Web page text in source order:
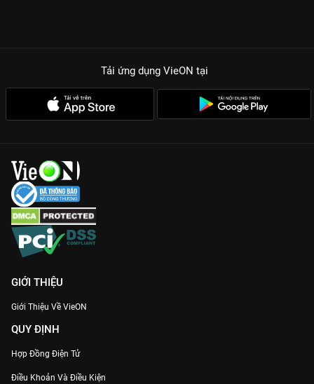
Tải ứng dụng VieON tại
GIỚI THIỆU
Giới Thiệu Về VieON
QUY ĐỊNH
Hợp Đồng Điện Tử
Điều Khoản Và Điều Kiện